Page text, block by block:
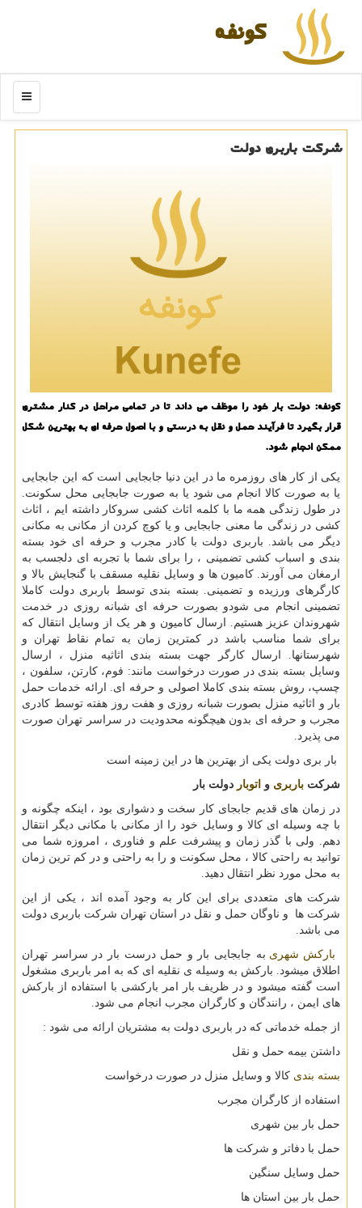
كونفه
منو
شركت باربری دولت
كونفه: دولت بار خود را موظف می داند تا در تمامی مراحل در كنار مشتری
قرار بگیرد تا فرآیند حمل و نقل به درستی و با اصول حرفه ای به بهترین شكل
ممكن انجام شود.
یکی از کار های روزمره ما در این دنیا جابجایی است که این جابجایی
یا به صورت کالا انجام می شود یا به صورت جابجایی محل سکونت.
در طول زندگی همه ما با کلمه اثاث کشی سروکار داشته ایم ، اثاث
کشی در زندگی ما معنی جابجایی و یا کوچ کردن از مکانی به مکانی
دیگر می باشد. باربری دولت با کادر مجرب و حرفه ای خود بسته
بندی و اسباب کشی تضمینی ، را برای شما با تجربه ای دلجسب به
ارمغان می آورند. کامیون ها و وسایل نقلیه مسقف با گنجایش بالا و
کارگرهای ورزیده و تضمینی. بسته بندی توسط باربری دولت کاملا
تضمینی انجام می شودو بصورت حرفه ای شبانه روزی در خدمت
شهروندان عزیز هستیم. ارسال کامیون‌ و هر یک از وسایل انتقال که
برای شما مناسب باشد در کمترین زمان به تمام نقاط تهران و
شهرستانها. ارسال کارگر جهت بسته بندی اثاثیه منزل ، ارسال
وسایل بسته بندی در صورت درخواست مانند: فوم، کارتن، سلفون ،
چسپ، روش بسته بندی کاملا اصولی و حرفه ای. ارائه خدمات حمل
بار و اثاثیه منزل بصورت شبانه روزی و هفت روز هفته توسط کادری
مجرب و حرفه ای بدون هیچگونه محدودیت در سراسر تهران صورت
می پذیرد.
بار بری دولت یکی از بهترین ها در این زمینه است
شرکت باربری و اتوبار دولت بار
در زمان های قدیم جابجای کار سخت و دشواری بود ، اینکه چگونه و
با چه وسیله ای کالا و وسایل خود را از مکانی با مکانی دیگر انتقال
دهم. ولی با گذر زمان و پیشرفت علم و فناوری ، امروزه شما می
توانید به راحتی کالا ، محل سکونت و را به راحتی و در کم ترین زمان
به محل مورد نظر انتقال دهید
شرکت های متعددی برای این کار به وجود آمده اند ، یکی از این
شرکت ها و ناوگان حمل و نقل در استان تهران شرکت باربری دولت
می باشد.
بارکش شهری به جابجایی بار و حمل درست بار در سراسر تهران
اطلاق میشود. بارکش به وسیله ی نقلیه ای که به امر باربری مشغول
است گفته میشود و در ظریف بار امر بارکشی با استفاده از بارکش
های ایمن ، رانندگان و کارگران مجرب انجام می شود
از جمله خدماتی که در باربری دولت به مشتریان ارائه می شود :
داشتن بیمه حمل و نقل
بسته بندی کالا و وسایل منزل در صورت درخواست
استفاده از کارگران مجرب
حمل بار بین شهری
حمل با دفاتر و شرکت ها
حمل وسایل سنگین
حمل بار بین استان ها